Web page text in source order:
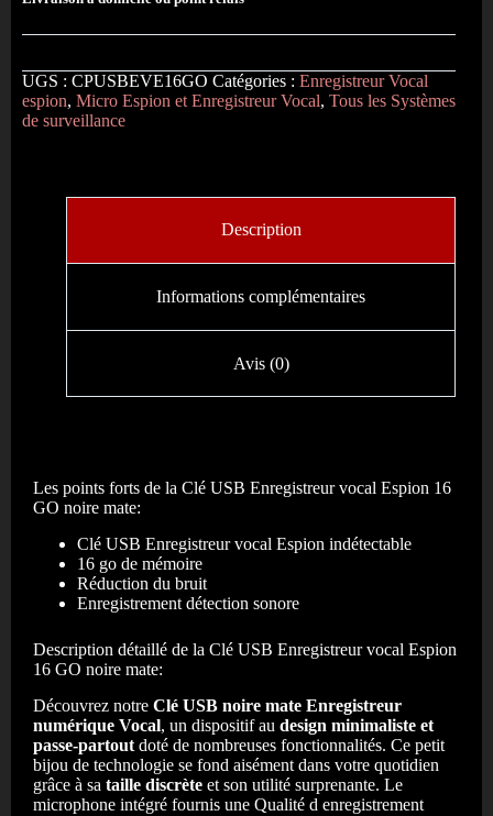
UGS : CPUSBEVE16GO Catégories : Enregistreur Vocal
espion, Micro Espion et Enregistreur Vocal, Tous les Systèmes
de surveillance
Description
Informations complémentaires
Avis (0)
Les points forts de la Clé USB Enregistreur vocal Espion 16
GO noire mate:
Clé USB Enregistreur vocal Espion indétectable
16 go de mémoire
Réduction du bruit
Enregistrement détection sonore
Description détaillé de la Clé USB Enregistreur vocal Espion
16 GO noire mate:
Découvrez notre Clé USB noire mate Enregistreur
numérique Vocal, un dispositif au design minimaliste et
passe-partout doté de nombreuses fonctionnalités. Ce petit
bijou de technologie se fond aisément dans votre quotidien
grâce à sa taille discrète et son utilité surprenante. Le
microphone intégré fournis une Qualité d enregistrement